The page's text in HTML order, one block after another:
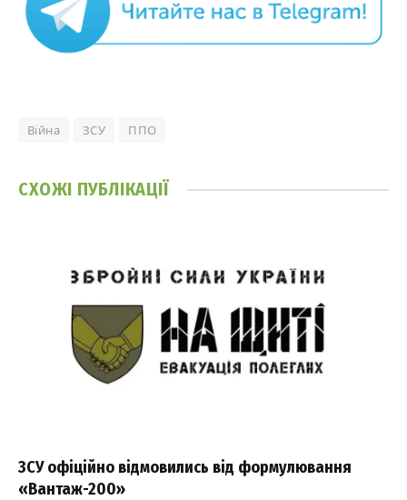
Війна ЗСУ ППО
СХОЖІ ПУБЛІКАЦІЇ
ЗСУ офіційно відмовились від формулювання
«Вантаж-200»